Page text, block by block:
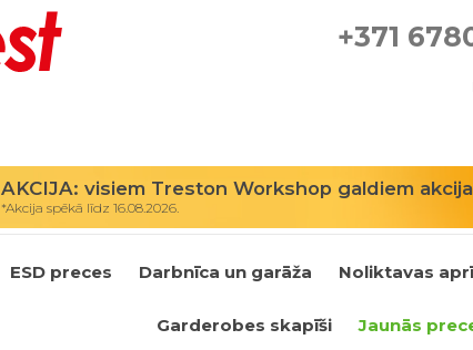
+371
AKCIJA: visiem Treston Workshop galdiem
*Akcija spēkā līdz 16.08.2026.
ESD preces Darbnīca un garāža Noliktavas
Garderobes skapīši Jaunās